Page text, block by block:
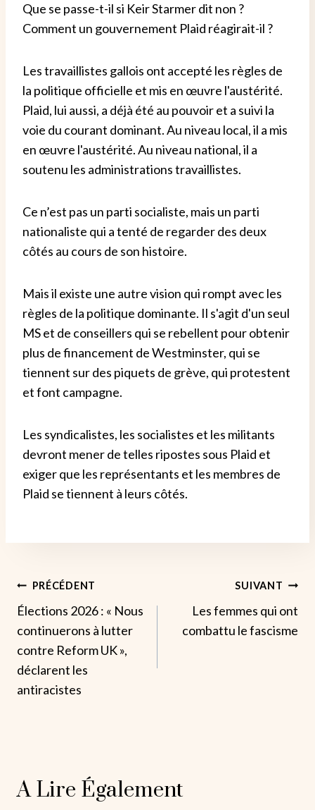
Que se passe-t-il si Keir Starmer dit non ?
Comment un gouvernement Plaid réagirait-il ?
Les travaillistes gallois ont accepté les règles de
la politique officielle et mis en œuvre l'austérité.
Plaid, lui aussi, a déjà été au pouvoir et a suivi la
voie du courant dominant. Au niveau local, il a mis
en œuvre l'austérité. Au niveau national, il a
soutenu les administrations travaillistes.
Ce n’est pas un parti socialiste, mais un parti
nationaliste qui a tenté de regarder des deux
côtés au cours de son histoire.
Mais il existe une autre vision qui rompt avec les
règles de la politique dominante. Il s'agit d'un seul
MS et de conseillers qui se rebellent pour obtenir
plus de financement de Westminster, qui se
tiennent sur des piquets de grève, qui protestent
et font campagne.
Les syndicalistes, les socialistes et les militants
devront mener de telles ripostes sous Plaid et
exiger que les représentants et les membres de
Plaid se tiennent à leurs côtés.
Navigation
De
L’article
PRÉCÉDENT
Élections 2026 : « Nous
continuerons à lutter
contre Reform UK »,
déclarent les
antiracistes
SUIVANT
Les femmes qui ont
combattu le fascisme
A Lire Également